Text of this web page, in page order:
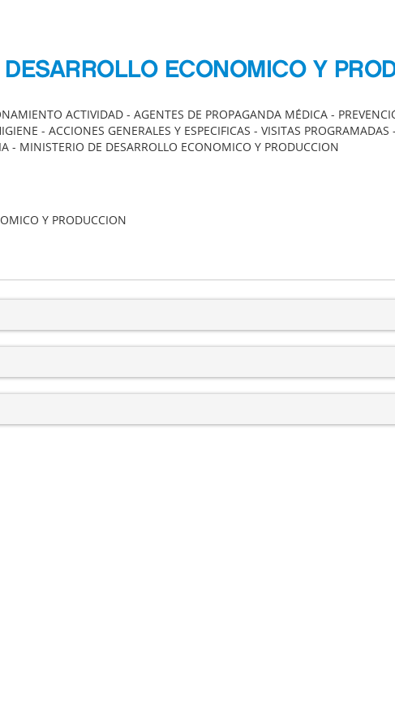
ECONOMICO Y
ACTIVIDAD - AGENTES DE PROPAGANDA MÉDICA -
- ACCIONES GENERALES Y ESPECIFICAS - VISITAS
- MINISTERIO DE DESARROLLO ECONOMICO Y PRODUCCION
Y PRODUCCION